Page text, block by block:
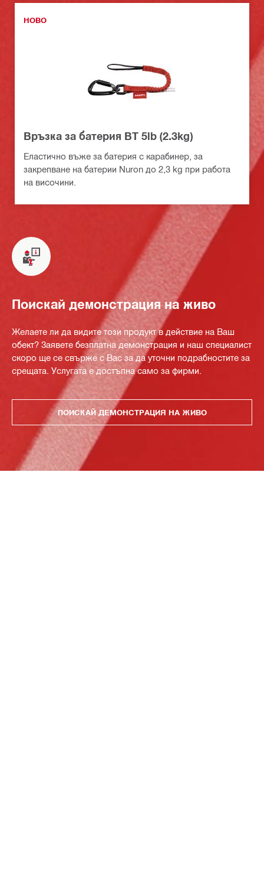
НОВО
Връзка за батерия BT 5lb (2.3kg)
Еластично въже за батерия с карабинер, за
закрепване на батерии Nuron до 2,3 kg при работа
на височини.
Поискай демонстрация на живо
Желаете ли да видите този продукт в действие на Ваш
обект? Заявете безплатна демонстрация и наш специалист
скоро ще се свърже с Вас за да уточни подрабностите за
срещата. Услугата е достъпна само за фирми.
ПОИСКАЙ ДЕМОНСТРАЦИЯ НА ЖИВО